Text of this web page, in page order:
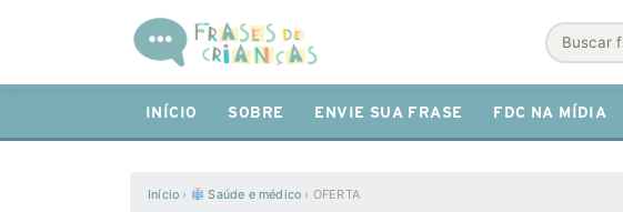
Buscar
INÍCIO SOBRE ENVIE SUA FRASE FDC NA MÍDIA
Início › Saúde e médico › OFERTA